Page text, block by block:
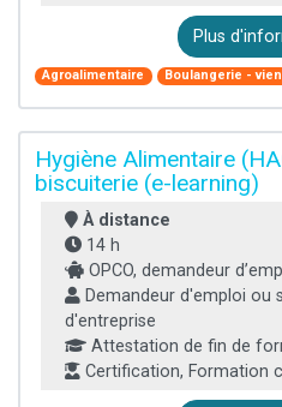
Plus
Agroalimentaire Boulangerie -
Hygiène Alimentaire
biscuiterie (e-learning)
À distance
14 h
OPCO, demandeur
Demandeur d'emploi ou
d'entreprise
Attestation de fin de
Certification, Formation